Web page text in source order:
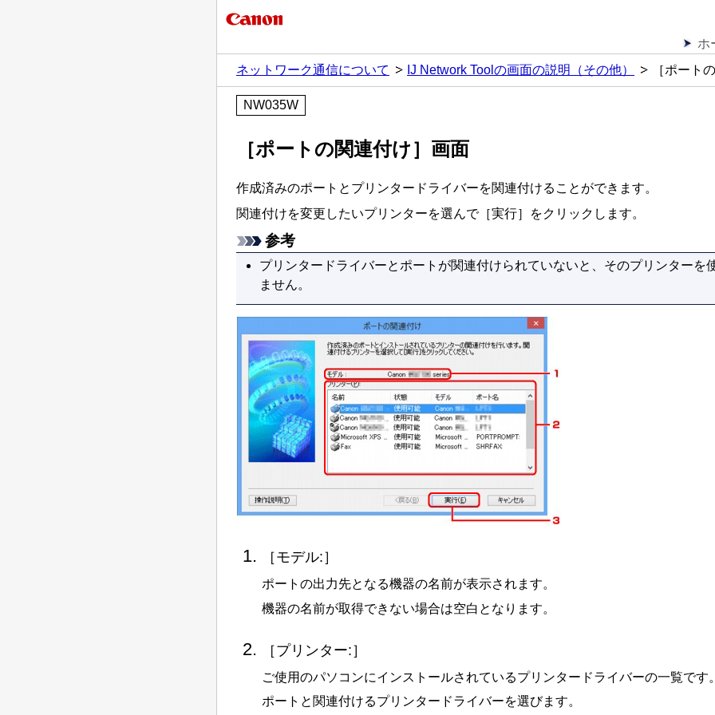
ホ
ネットワーク通信について
IJ Network Toolの画面の説明（その他） ［ポート
NW035W
［ポートの関連付け］画面
作成済みのポートとプリンタードライバーを関連付けることができます。
関連付けを変更したいプリンターを選んで［実行］をクリックします。
参考
プリンタードライバーとポートが関連付けられていないと、そのプリンターを
ません。
［モデル:］
ポートの出力先となる機器の名前が表示されます。
機器の名前が取得できない場合は空白となります。
［プリンター:］
ご使用のパソコンにインストールされているプリンタードライバーの一覧です
ポートと関連付けるプリンタードライバーを選びます。